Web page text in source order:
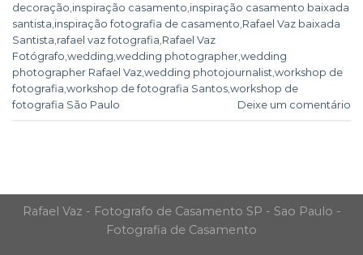
decoração inspiração casamento inspiração casamento baixada
santista inspiração fotografia de casamento Rafael Vaz baixada
Santista rafael vaz fotografia Rafael Vaz
Fotógrafo wedding wedding photographer wedding
photographer Rafael Vaz wedding photojournalist workshop de
fotografia workshop de fotografia Santos workshop de
fotografia São Paulo
Deixe um comentário
Rafael Vaz - Fotografo de Casamento SP - Sao Paulo -
Fotografia de Casamento